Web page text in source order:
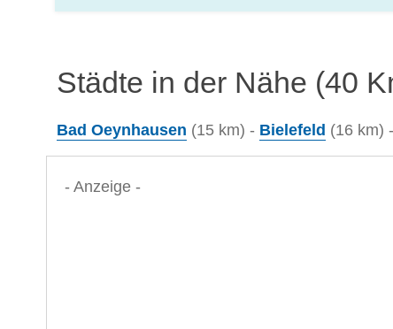
Städte in der Nähe (40
Bad Oeynhausen (15 km) - Bielefeld (16 km) -
- Anzeige -